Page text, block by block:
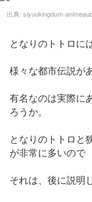
出典: siyuukingdum-
となりのトトロに
様々な都市伝説が
有名なのは実際に
ろうか。
となりのトトロと
が非常に多いので
それは、後に説明